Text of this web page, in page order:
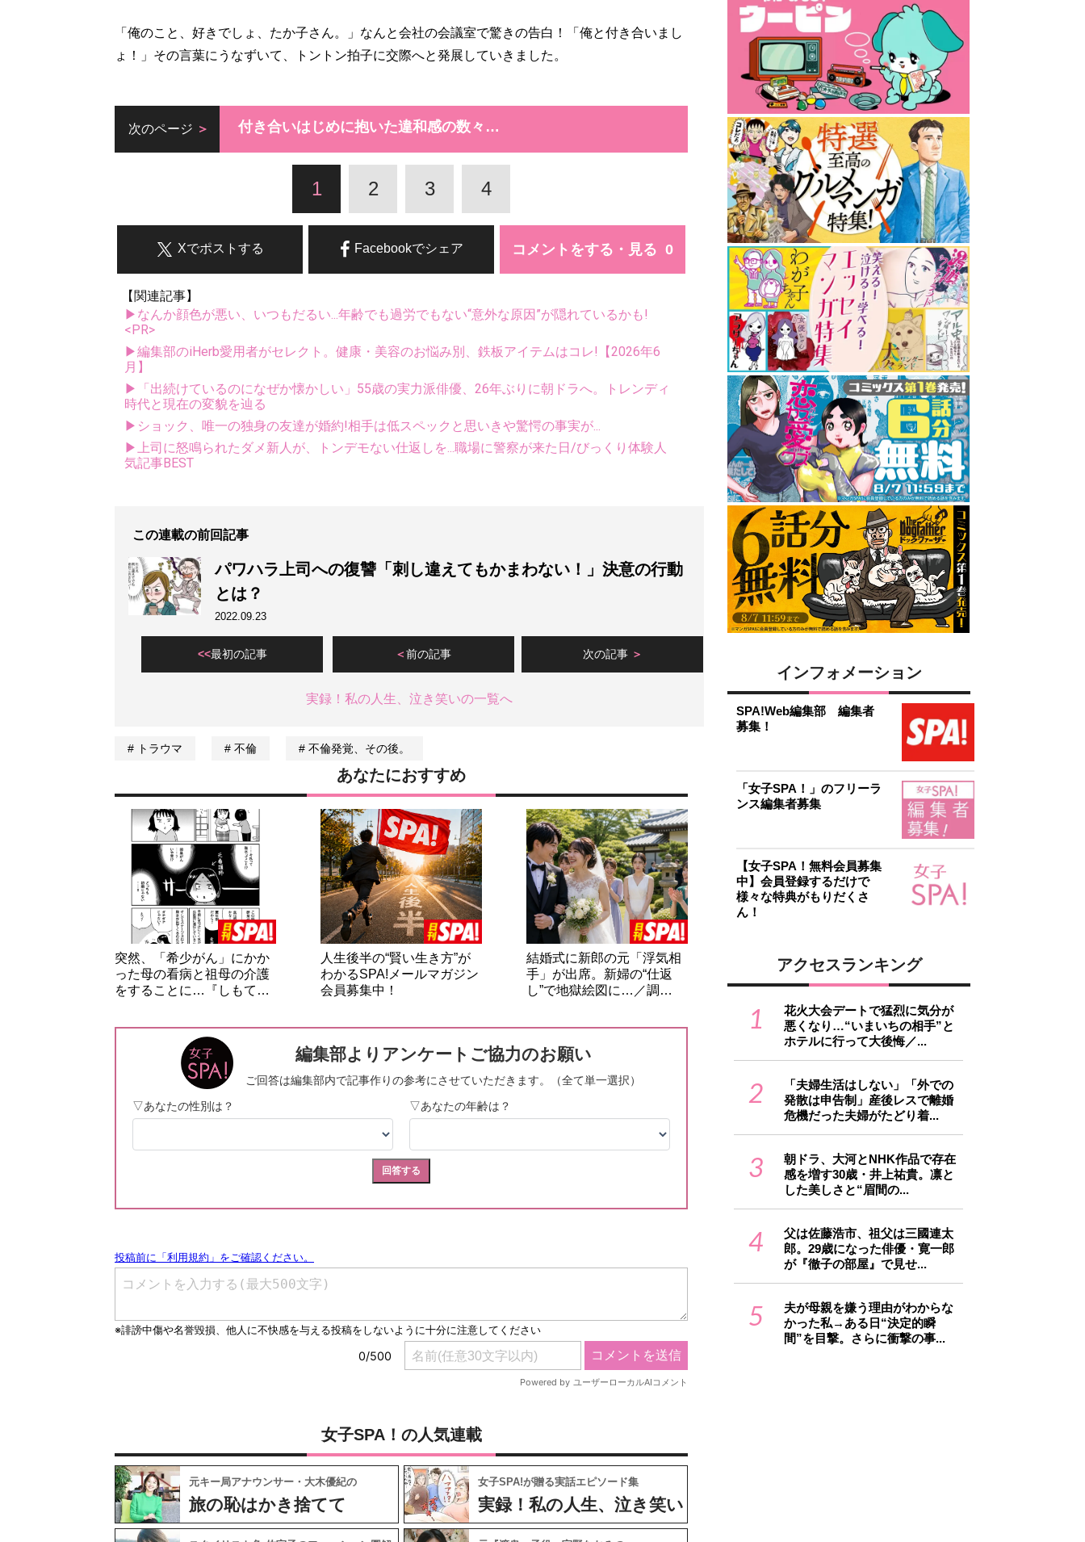
「俺のこと、好きでしょ、たか子さん。」なんと会社の会議室で驚きの告白！「俺と付き合いまし
ょ！」その言葉にうなずいて、トントン拍子に交際へと発展していきました。
次のページ 付き合いはじめに抱いた違和感の数々…
1 2 3 4
コメントをする・見る
Facebookでシェア
Xでポストする
【関連記事】
▶なんか顔色が悪い、いつもだるい...年齢でも過労でもない“意外な原因”が隠れているかも!
<PR>
▶編集部のiHerb愛用者がセレクト。健康・美容のお悩み別、鉄板アイテムはコレ!【2026年6
月】
▶「出続けているのになぜか懐かしい」55歳の実力派俳優、26年ぶりに朝ドラへ。トレンディ
時代と現在の変貌を辿る
▶ショック、唯一の独身の友達が婚約!相手は低スペックと思いきや驚愕の事実が...
▶上司に怒鳴られたダメ新人が、トンデモない仕返しを...職場に警察が来た日/びっくり体験人
気記事BEST
この連載の前回記事
パワハラ上司への復讐「刺し違えてもかまわない！」決意の行動
とは？
2022.09.23
最初の記事 前の記事 次の記事
実録！私の人生、泣き笑いの一覧へ
トラウマ 不倫 不倫発覚、その後。
あなたにおすすめ
突然、「希少がん」にかか
った母の看病と祖母の介護
をすることに…『しもて…
人生後半の“賢い生き方”が
わかるSPA!メールマガジン
会員募集中！
結婚式に新郎の元「浮気相
手」が出席。新婦の“仕返
し”で地獄絵図に…／調…
女子SPA！の人気連載
元キー局アナウンサー・大木優紀の
旅の恥はかき捨てて
女子SPA!が贈る実話エピソード集
実録！私の人生、泣き笑い
インフォメーション
SPA!Web編集部 編集者
募集！
「女子SPA！」のフリーラ
ンス編集者募集
【女子SPA！無料会員募集
中】会員登録するだけで
様々な特典がもりだくさ
ん！
アクセスランキング
1
花火大会デートで猛烈に気分が
悪くなり…“いまいちの相手”と
ホテルに行って大後悔／...
2
「夫婦生活はしない」「外での
発散は申告制」産後レスで離婚
危機だった夫婦がたどり着...
3
朝ドラ、大河とNHK作品で存在
感を増す30歳・井上祐貴。凛と
した美しさと“眉間の...
4
父は佐藤浩市、祖父は三國連太
郎。29歳になった俳優・寛一郎
が『徹子の部屋』で見せ...
5
夫が母親を嫌う理由がわからな
かった私→ある日“決定的瞬
間”を目撃。さらに衝撃の事...